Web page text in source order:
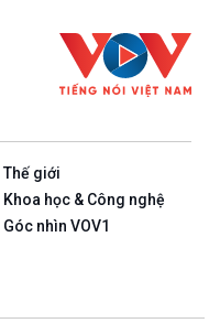
Thế giới
Khoa học & Công nghệ
Góc nhìn VOV1